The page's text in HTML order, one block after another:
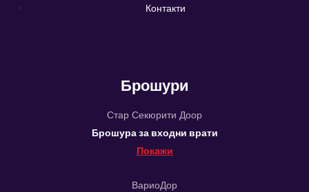
Контакти
Брошури
Стар Секюрити Доор
Брошура за входни врати
Покажи
ВариоДор